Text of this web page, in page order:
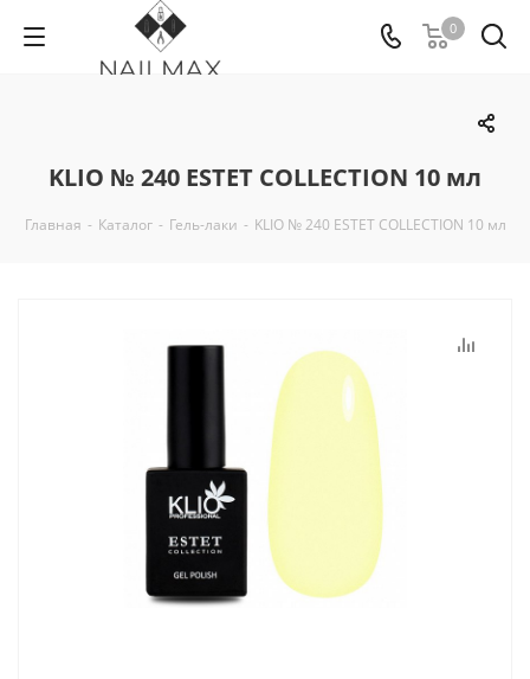
0
KLIO № 240 ESTET COLLECTION 10 мл
Главная - Каталог - Гель-лаки - KLIO № 240 ESTET COLLECTION 10 мл